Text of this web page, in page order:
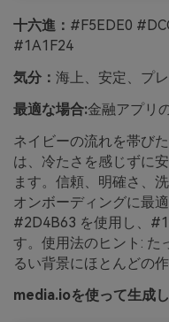
十六進： #F5EDE0
#1A1F24
気分： 海上、安定、プ
最適な場合:金融アプリ
ネイビーの流れを帯び
は、冷たさを感じずに
ます。信頼、明確さ、
オンボーディングに最
#2D4B63 を使用し、
す。使用法のヒント: た
るい背景にほとんどの
media.ioを使って生成